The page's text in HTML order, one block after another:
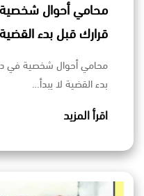
قرارك قبل بدء القضية
بدء القضية لا يبدأ…
اقرأ المزيد